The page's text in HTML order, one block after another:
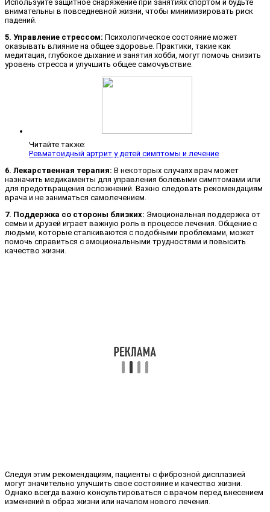
Используйте защитное снаряжение при занятиях спортом и будьте
внимательны в повседневной жизни, чтобы минимизировать риск
падений.
5. Управление стрессом: Психологическое состояние может
оказывать влияние на общее здоровье. Практики, такие как
медитация, глубокое дыхание и занятия хобби, могут помочь снизить
уровень стресса и улучшить общее самочувствие.
Читайте также:
Ревматоидный артрит у детей симптомы и лечение
6. Лекарственная терапия: В некоторых случаях врач может
назначить медикаменты для управления болевыми симптомами или
для предотвращения осложнений. Важно следовать рекомендациям
врача и не заниматься самолечением.
7. Поддержка со стороны близких: Эмоциональная поддержка от
семьи и друзей играет важную роль в процессе лечения. Общение с
людьми, которые сталкиваются с подобными проблемами, может
помочь справиться с эмоциональными трудностями и повысить
качество жизни.
Следуя этим рекомендациям, пациенты с фиброзной дисплазией
могут значительно улучшить свое состояние и качество жизни.
Однако всегда важно консультироваться с врачом перед внесением
изменений в образ жизни или началом нового лечения.